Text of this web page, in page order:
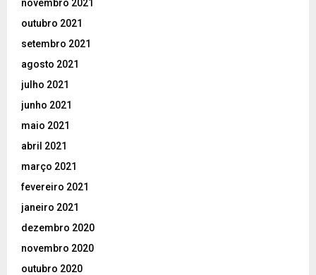
novembro 2021
outubro 2021
setembro 2021
agosto 2021
julho 2021
junho 2021
maio 2021
abril 2021
março 2021
fevereiro 2021
janeiro 2021
dezembro 2020
novembro 2020
outubro 2020